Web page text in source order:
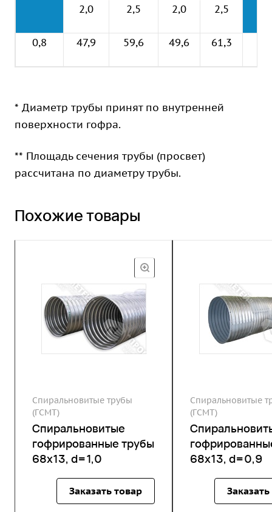
2,0 2,5 2,0 2,5
0,8 47,9 59,6 49,6 61,3
* Диаметр трубы принят по внутренней
поверхности гофра.
** Площадь сечения трубы (просвет)
рассчитана по диаметру трубы.
Похожие товары
Спиральновитые трубы
(ГСМТ)
Спиральновитые
гофрированные трубы
68х13, d=1,0
Заказать товар
Спиральновитые
(ГСМТ)
68х13, d=0,9